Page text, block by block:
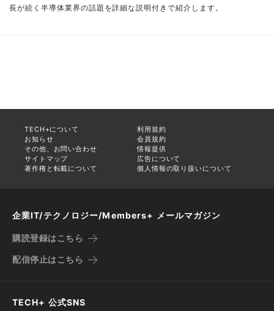
長が続く半導体業界の話題を詳細な説明付きで紹介します。
TECH+について
利用規約
お知らせ
会員規約
その他、お問い合わせ
情報提供
サイトマップ
広告について
著作権と転載について
個人情報の取り扱いについて
企業IT/テクノロジー/Members+ メールマガジン
購読登録はこちら
配信停止はこちら
TECH+ 公式SNS